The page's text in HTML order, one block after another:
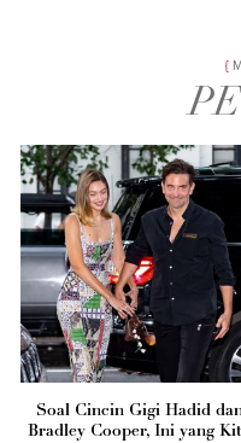
Soal Cincin Gigi Hadid
Bradley Cooper, Ini yang